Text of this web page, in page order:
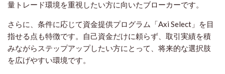
量トレード環境を重視したい方に向いたブローカーです。
さらに、条件に応じて資金提供プログラム「Axi Select」を目
指せる点も特徴です。自己資金だけに頼らず、取引実績を積
みながらステップアップしたい方にとって、将来的な選択肢
を広げやすい環境です。